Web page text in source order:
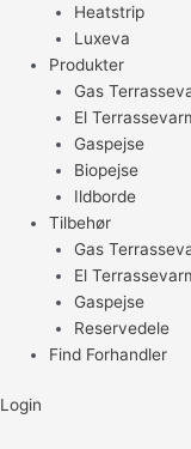
Heatstrip
Luxeva
Produkter
Gas
El
Gaspejse
Biopejse
Ildborde
Tilbehør
Gas
El
Gaspejse
Reservedele
Find Forhandler
Login